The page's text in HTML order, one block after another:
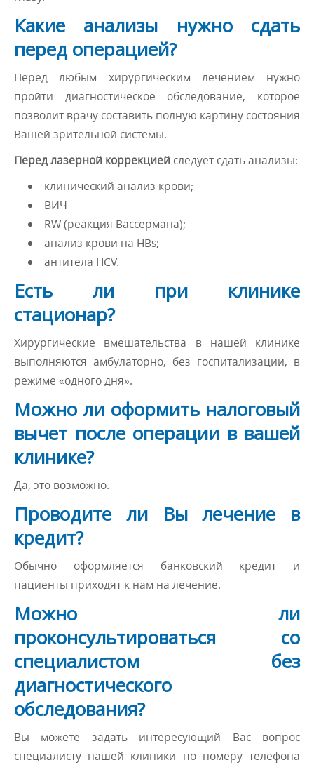
Какие анализы нужно сдать
перед операцией?
Перед любым хирургическим лечением нужно
пройти диагностическое обследование, которое
позволит врачу составить полную картину состояния
Вашей зрительной системы.
Перед лазерной коррекцией следует сдать анализы:
клинический анализ крови;
ВИЧ
RW (реакция Вассермана);
анализ крови на НBs;
антитела HCV.
Есть ли при клинике
стационар?
Хирургические вмешательства в нашей клинике
выполняются амбулаторно, без госпитализации, в
режиме «одного дня».
Можно ли оформить налоговый
вычет после операции в вашей
клинике?
Да, это возможно.
Проводите ли Вы лечение в
кредит?
Обычно оформляется банковский кредит и
пациенты приходят к нам на лечение.
Можно ли
проконсультироваться со
специалистом без
диагностического
обследования?
Вы можете задать интересующий Вас вопрос
специалисту нашей клиники по номеру телефона